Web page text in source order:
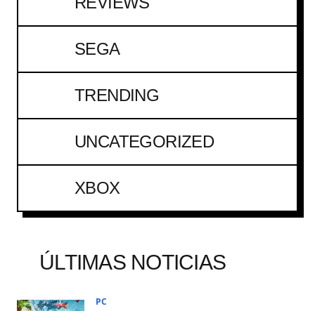
SEGA
TRENDING
UNCATEGORIZED
XBOX
ÚLTIMAS NOTICIAS
PC